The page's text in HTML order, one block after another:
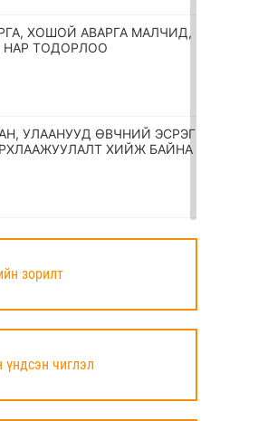
ХОШОЙ АВАРГА МАЛЧИД,
НАР ТОДОРЛОО
УЛААНУУД ӨВЧНИЙ ЭСРЭГ
ХИЙЖ БАЙНА
АЛБАН ХААГЧИЙГ
ӨРГӨЛӨӨ
зорилт
чиглэл